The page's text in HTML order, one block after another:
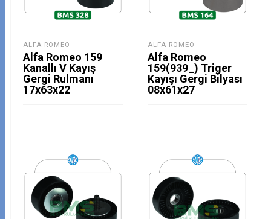
ALFA ROMEO
Alfa Romeo 159
Kanallı V Kayış
Gergi Rulmanı
17x63x22
ALFA ROMEO
Alfa Romeo
159(939_) Triger
Kayışı Gergi Bilyası
08x61x27